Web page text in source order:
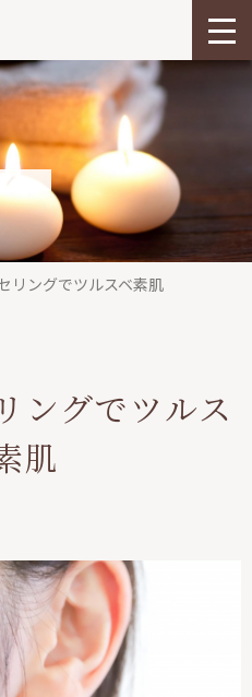
リングでツルスベ素肌
ングでツルス
肌